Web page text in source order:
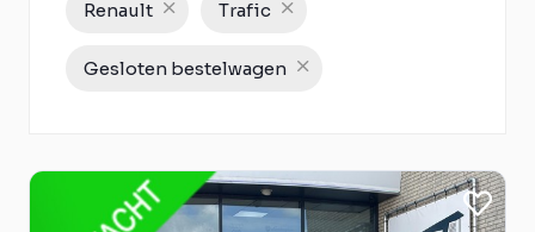
Renault Trafic
Gesloten bestelwagen